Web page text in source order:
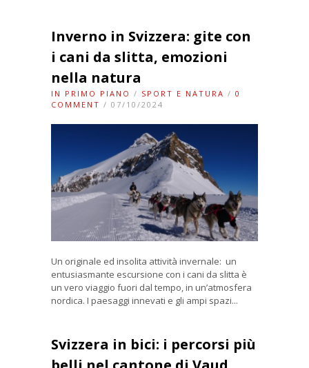
Inverno in Svizzera: gite con
i cani da slitta, emozioni
nella natura
IN PRIMO PIANO / SPORT E NATURA / 0
COMMENT / 07/10/2024
Un originale ed insolita attività invernale: un
entusiasmante escursione con i cani da slitta è
un vero viaggio fuori dal tempo, in un’atmosfera
nordica. I paesaggi innevati e gli ampi spazi...
Svizzera in bici: i percorsi più